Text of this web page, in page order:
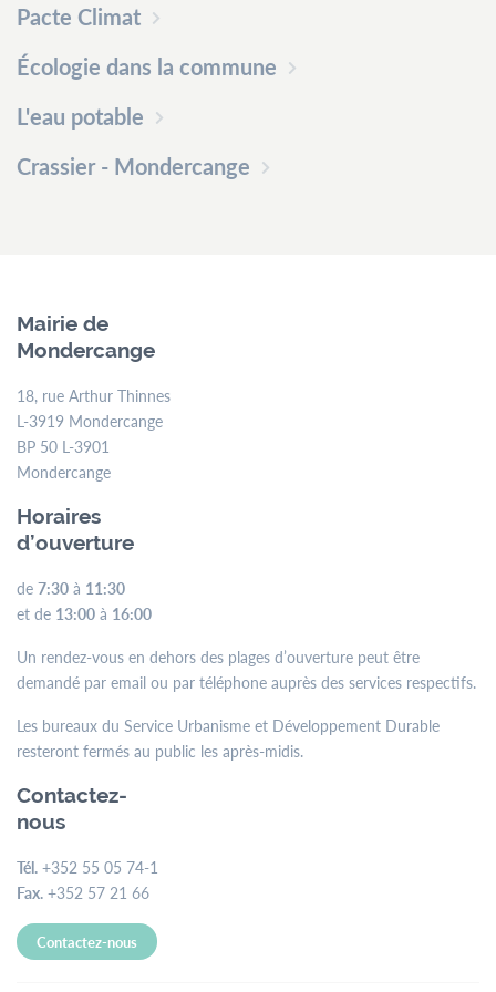
Pacte Climat
Écologie dans la commune
L'eau potable
Crassier - Mondercange
Mairie de
Mondercange
18, rue Arthur Thinnes
L-3919 Mondercange
BP 50 L-3901
Mondercange
Horaires
d’ouverture
de 7:30 à 11:30
et de 13:00 à 16:00
Un rendez-vous en dehors des plages d’ouverture peut être
demandé par email ou par téléphone auprès des services respectifs.
Les bureaux du Service Urbanisme et Développement Durable
resteront fermés au public les après-midis.
Contactez-
nous
Tél. +352 55 05 74-1
Fax. +352 57 21 66
Contactez-nous